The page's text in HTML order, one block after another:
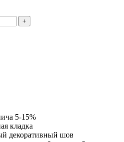
5-15%
кладка
декоративный шов